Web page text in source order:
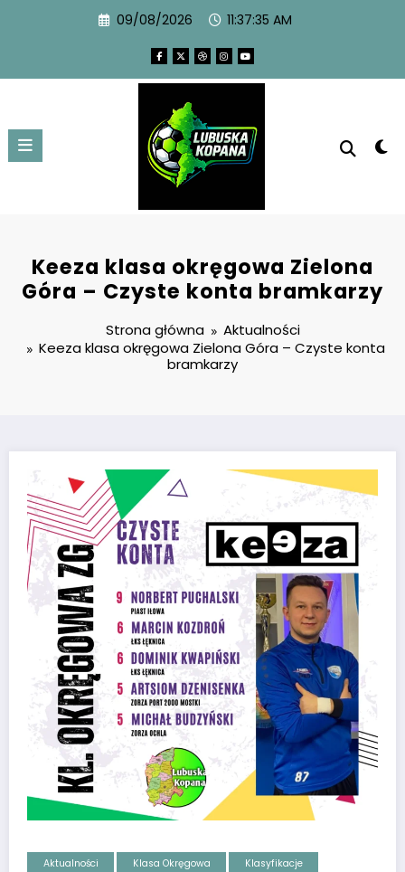
09/08/2026 11:37:36 AM
Keeza klasa okręgowa Zielona
Góra – Czyste konta bramkarzy
Strona główna
Aktualności
Keeza klasa okręgowa Zielona Góra – Czyste konta
bramkarzy
Aktualności Klasa Okręgowa Klasyfikacje